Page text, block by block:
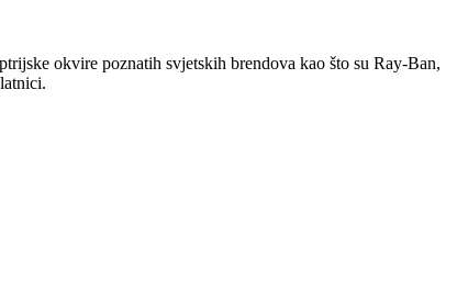
okvire poznatih svjetskih brendova kao što su Ray-Ban,